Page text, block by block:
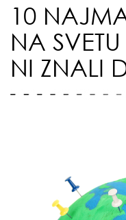
10
NA
NI ZNALI